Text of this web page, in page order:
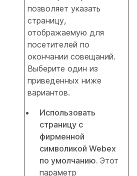
позволяет указать
страницу,
отображаемую для
посетителей по
окончании совещаний.
Выберите один из
приведенных ниже
вариантов.
Использовать
страницу с
фирменной
символикой Webex
по умолчанию. Этот
параметр